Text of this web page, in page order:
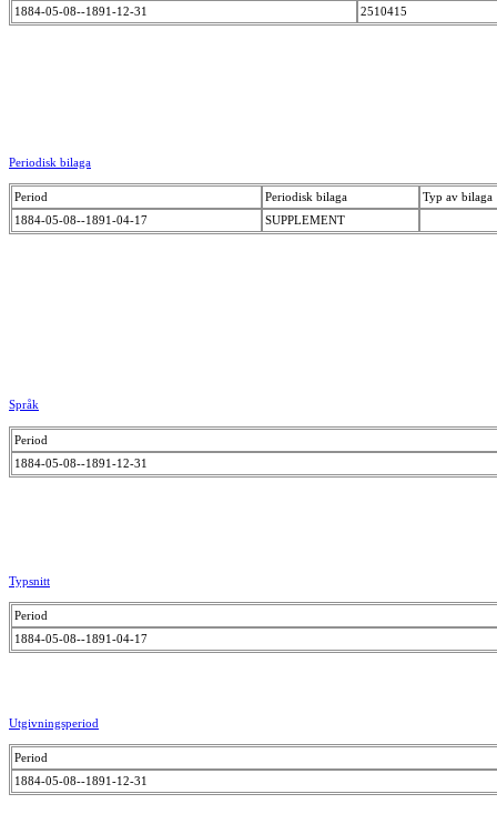
1884-05-08--1891-12-31
2510415
Periodisk bilaga
Period Periodisk bilaga
Typ av bilaga
1884-05-08--1891-04-17
SUPPLEMENT
Språk
Period
1884-05-08--1891-12-31
Typsnitt
Period
1884-05-08--1891-04-17
Utgivningsperiod
Period
1884-05-08--1891-12-31